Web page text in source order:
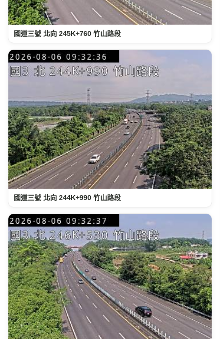
國道三號 北向 245K+760 竹山路段
國道三號 北向 244K+990 竹山路段